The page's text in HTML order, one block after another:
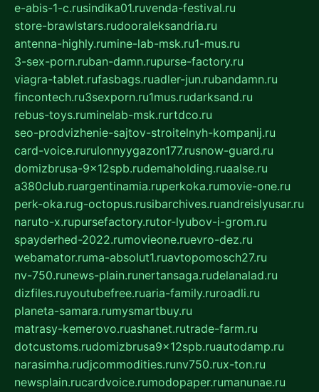
e-abis-1-c.rusindika01.ruvenda-festival.ru
store-brawlstars.rudooraleksandria.ru
antenna-highly.rumine-lab-msk.ru1-mus.ru
3-sex-porn.ruban-damn.rupurse-factory.ru
viagra-tablet.rufasbags.ruadler-jun.rubandamn.ru
fincontech.ru3sexporn.ru1mus.rudarksand.ru
rebus-toys.ruminelab-msk.rurtdco.ru
seo-prodvizhenie-sajtov-stroitelnyh-kompanij.ru
card-voice.rurulonnyygazon177.rusnow-guard.ru
domizbrusa-9x12spb.rudemaholding.ruaalse.ru
a380club.ruargentinamia.ruperkoka.rumovie-one.ru
perk-oka.rug-octopus.rusibarchives.ruandreislyusar.ru
naruto-x.rupursefactory.rutor-lyubov-i-grom.ru
spayderhed-2022.rumovieone.ruevro-dez.ru
webamator.ruma-absolut1.ruavtopomosch27.ru
nv-750.runews-plain.runertansaga.rudelanalad.ru
dizfiles.ruyoutubefree.ruaria-family.ruroadli.ru
planeta-samara.rumysmartbuy.ru
matrasy-kemerovo.ruashanet.rutrade-farm.ru
dotcustoms.rudomizbrusa9x12spb.ruautodamp.ru
narasimha.rudjcommodities.runv750.rux-ton.ru
newsplain.rucardvoice.rumodopaper.rumanunae.ru